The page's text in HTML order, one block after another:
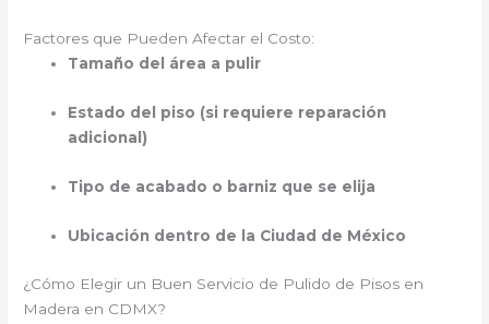
Factores que Pueden Afectar el Costo:
Tamaño del área a pulir
Estado del piso (si requiere reparación
adicional)
Tipo de acabado o barniz que se elija
Ubicación dentro de la Ciudad de México
¿Cómo Elegir un Buen Servicio de Pulido de Pisos en
Madera en CDMX?